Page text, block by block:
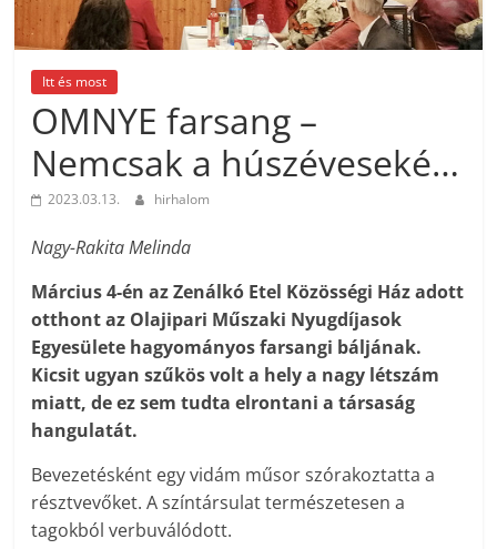
Itt és most
OMNYE farsang –
Nemcsak a húszéveseké…
2023.03.13. hirhalom
Nagy-Rakita Melinda
Március 4-én az Zenálkó Etel Közösségi Ház adott
otthont az Olajipari Műszaki Nyugdíjasok
Egyesülete hagyományos farsangi báljának.
Kicsit ugyan szűkös volt a hely a nagy létszám
miatt, de ez sem tudta elrontani a társaság
hangulatát.
Bevezetésként egy vidám műsor szórakoztatta a
résztvevőket. A színtársulat természetesen a
tagokból verbuválódott.